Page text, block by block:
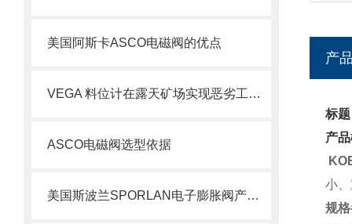
美国阿斯卡ASCO电磁阀的优点
VEGA 料位计在露天矿场实现恶劣工况下的精准测量
ASCO电磁阀选型依据
美国斯波兰SPORLAN电子膨胀阀产品特点
产
标
产
小
规